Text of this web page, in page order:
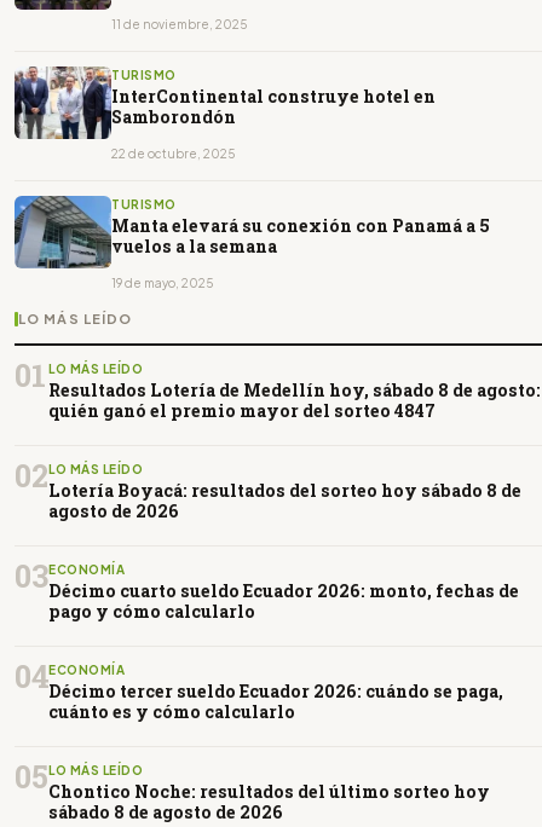
11 de noviembre, 2025
TURISMO
InterContinental construye hotel en
Samborondón
22 de octubre, 2025
TURISMO
Manta elevará su conexión con Panamá a 5
vuelos a la semana
19 de mayo, 2025
LO MÁS LEÍDO
01 LO MÁS LEÍDO
Resultados Lotería de Medellín hoy, sábado 8 de agosto:
quién ganó el premio mayor del sorteo 4847
02LO MÁS LEÍDO
Lotería Boyacá: resultados del sorteo hoy sábado 8 de
agosto de 2026
03ECONOMÍA
Décimo cuarto sueldo Ecuador 2026: monto, fechas de
pago y cómo calcularlo
04ECONOMÍA
Décimo tercer sueldo Ecuador 2026: cuándo se paga,
cuánto es y cómo calcularlo
05LO MÁS LEÍDO
Chontico Noche: resultados del último sorteo hoy
sábado 8 de agosto de 2026